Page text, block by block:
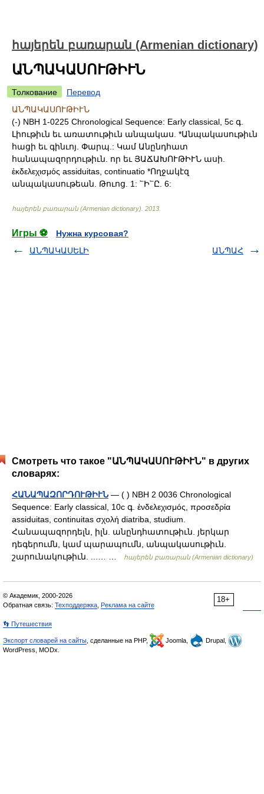
հայերեն բառարան (Armenian dictionary)
ԱՆՊԱԿԱՍՈՒԹԻՒՆ
Толкование
Перевод
ԱՆՊԱԿԱՍՈՒԹԻՒՆ
(-) NBH 1-0225 Chronological Sequence: Early classical, 5c գ.
Լիութիւն եւ առատութիւն անպակաս. *Անպակասութիւն
հացի եւ գինւոյ. Փարպ.: Կամ Անընդհատ
հանապազորդութիւն. որ եւ ՅԱՃԱԽՈՒԹԻՒՆ ասի.
ἑκδελεχισμός assiduitas, continuatio *Ողջակէզ
անպակասութեան. Թուոց. 1: ՟Ի՟Ը. 6:
հայերեն բառարան (Armenian dictionary) 2013
Игры ⚽
Нужна курсовая?
ԱՆՊԱԿԱՍԵԼԻ
ԱՆՊԱՀ
Смотреть что такое "ԱՆՊԱԿԱՍՈՒԹԻՒՆ" в других
словарях:
ՀԱՆԱՊԱԶՈՐԴՈՒԹԻՒՆ — ( ) NBH 2 0036 Chronological
Sequence: Early classical, 10c գ. ἑνδελεχισμός, προσεδρία
assiduitas, continuitas σχολή diatriba, studium.
Հանապազորդելն, իլն. անընդհատութիւն. յերկար
դեգերումն, կամ պարապումն, անպակասութիւն.
շարունակութիւն. ...… …
հայերեն բառարան (Armenian dictionary)
18+
© Академик, 2000-2026
Обратная связь: Техподдержка Реклама на сайте
👣 Путешествия
Экспорт словарей на сайты , сделанные на PHP, Joomla,
Drupal,
WordPress, MODx.